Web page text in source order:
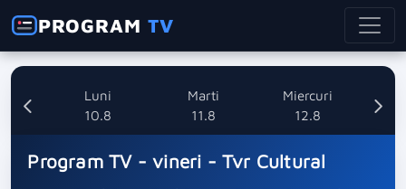
PROGRAMTV
Luni
10.8
Marti
11.8
Miercuri
12.8
Program TV - vineri - Tvr Cultural